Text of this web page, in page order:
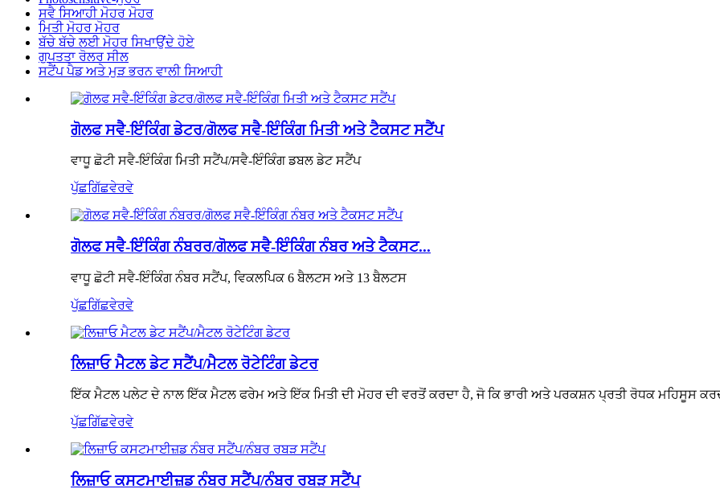
ਸਵੈ ਸਿਆਹੀ ਮੋਹਰ ਮੋਹਰ
ਮਿਤੀ ਮੋਹਰ ਮੋਹਰ
ਬੱਚੇ ਬੱਚੇ ਲਈ ਮੋਹਰ ਸਿਖਾਉਂਦੇ ਹੋਏ
ਗੁਪਤਤਾ ਰੋਲਰ ਸੀਲ
ਸਟੈਂਪ ਪੈਡ ਅਤੇ ਮੁੜ ਭਰਨ ਵਾਲੀ ਸਿਆਹੀ
ਗੋਲਫ ਸਵੈ-ਇੰਕਿੰਗ ਡੇਟਰ/ਗੋਲਫ ਸਵੈ-ਇੰਕਿੰਗ ਮਿਤੀ ਅਤੇ ਟੈਕਸਟ ਸਟੈਂਪ
ਵਾਧੂ ਛੋਟੀ ਸਵੈ-ਇੰਕਿੰਗ ਮਿਤੀ ਸਟੈਂਪ/ਸਵੈ-ਇੰਕਿੰਗ ਡਬਲ ਡੇਟ ਸਟੈਂਪ
ਪੁੱਛਗਿੱਛਵੇਰਵੇ
ਗੋਲਫ ਸਵੈ-ਇੰਕਿੰਗ ਨੰਬਰਰ/ਗੋਲਫ ਸਵੈ-ਇੰਕਿੰਗ ਨੰਬਰ ਅਤੇ ਟੈਕਸਟ...
ਵਾਧੂ ਛੋਟੀ ਸਵੈ-ਇੰਕਿੰਗ ਨੰਬਰ ਸਟੈਂਪ, ਵਿਕਲਪਿਕ 6 ਬੈਲਟਸ ਅਤੇ 13 ਬੈਲਟਸ
ਪੁੱਛਗਿੱਛਵੇਰਵੇ
ਲਿਜ਼ਾਓ ਮੈਟਲ ਡੇਟ ਸਟੈਂਪ/ਮੈਟਲ ਰੋਟੇਟਿੰਗ ਡੇਟਰ
ਇੱਕ ਮੈਟਲ ਪਲੇਟ ਦੇ ਨਾਲ ਇੱਕ ਮੈਟਲ ਫਰੇਮ ਅਤੇ ਇੱਕ ਮਿਤੀ ਦੀ ਮੋਹਰ ਦੀ ਵਰਤੋਂ ਕਰਦਾ ਹੈ, ਜੋ ਕਿ ਭਾਰੀ ਅਤੇ ਪਰਕਸ਼ਨ ਪ੍ਰਤੀ ਰੋਧਕ ਮਹਿਸੂਸ
ਪੁੱਛਗਿੱਛਵੇਰਵੇ
ਲਿਜ਼ਾਓ ਕਸਟਮਾਈਜ਼ਡ ਨੰਬਰ ਸਟੈਂਪ/ਨੰਬਰ ਰਬੜ ਸਟੈਂਪ